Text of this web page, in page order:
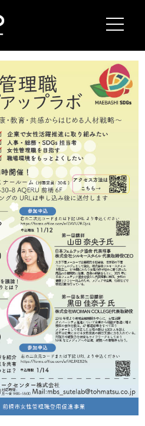
まえばしigoo